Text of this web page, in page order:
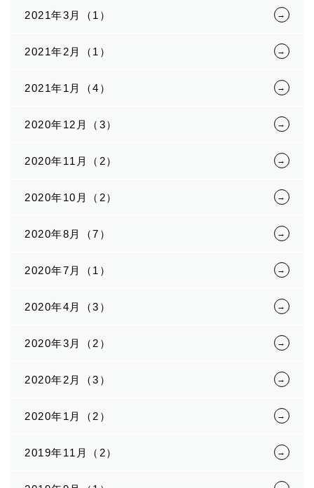
2021年3月（1）
2021年2月（1）
2021年1月（4）
2020年12月（3）
2020年11月（2）
2020年10月（2）
2020年8月（7）
2020年7月（1）
2020年4月（3）
2020年3月（2）
2020年2月（3）
2020年1月（2）
2019年11月（2）